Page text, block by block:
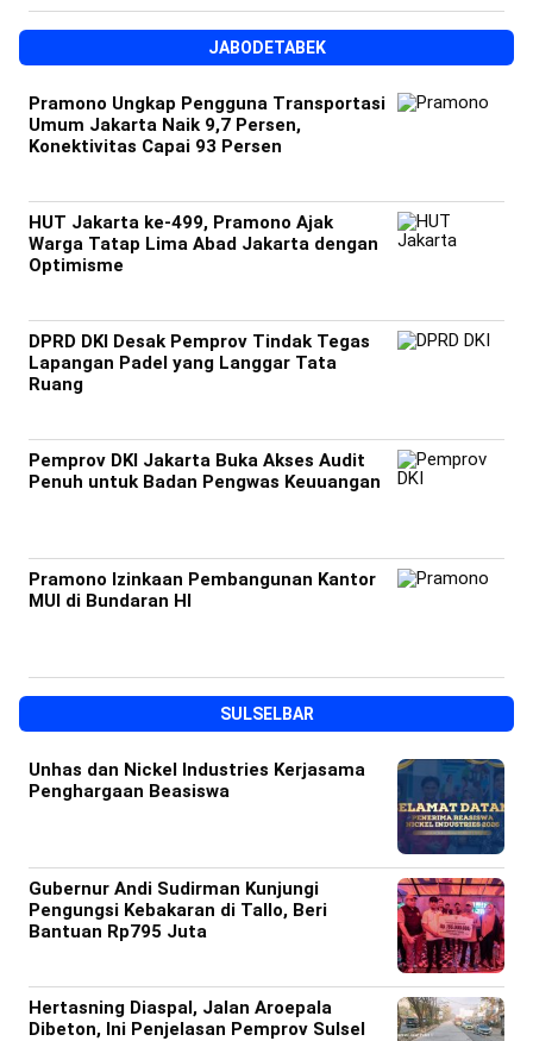
JABODETABEK
Pramono Ungkap Pengguna Transportasi
Umum Jakarta Naik 9,7 Persen,
Konektivitas Capai 93 Persen
HUT Jakarta ke-499, Pramono Ajak
Warga Tatap Lima Abad Jakarta dengan
Optimisme
DPRD DKI Desak Pemprov Tindak Tegas
Lapangan Padel yang Langgar Tata
Ruang
Pemprov DKI Jakarta Buka Akses Audit
Penuh untuk Badan Pengwas Keuuangan
Pramono Izinkaan Pembangunan Kantor
MUI di Bundaran HI
SULSELBAR
Unhas dan Nickel Industries Kerjasama
Penghargaan Beasiswa
Gubernur Andi Sudirman Kunjungi
Pengungsi Kebakaran di Tallo, Beri
Bantuan Rp795 Juta
Hertasning Diaspal, Jalan Aroepala
Dibeton, Ini Penjelasan Pemprov Sulsel